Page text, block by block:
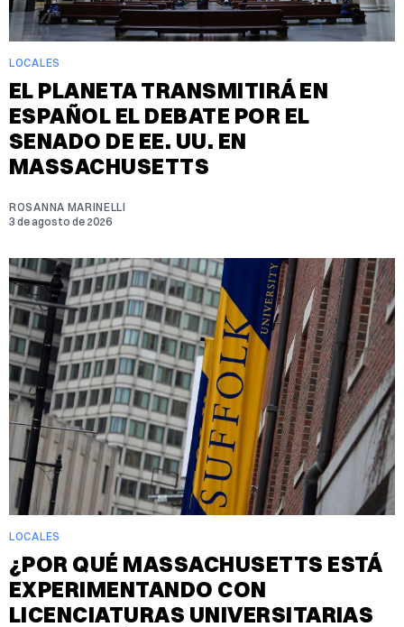
LOCALES
EL PLANETA TRANSMITIRÁ EN
ESPAÑOL EL DEBATE POR EL
SENADO DE EE. UU. EN
MASSACHUSETTS
ROSANNA MARINELLI
3 de agosto de 2026
LOCALES
¿POR QUÉ MASSACHUSETTS ESTÁ
EXPERIMENTANDO CON
LICENCIATURAS UNIVERSITARIAS